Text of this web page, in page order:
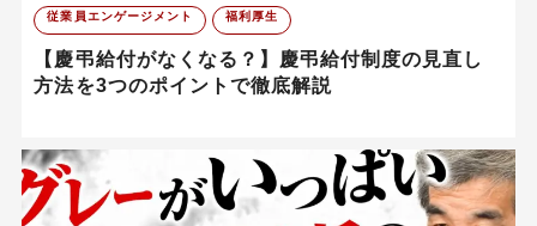
従業員エンゲージメント 福利厚生
【慶弔給付がなくなる？】慶弔給付制度の見直し
方法を3つのポイントで徹底解説